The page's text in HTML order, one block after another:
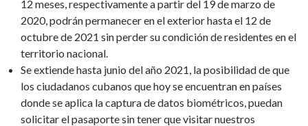
12 meses, respectivamente a partir del 19 de marzo de
2020, podrán permanecer en el exterior hasta el 12 de
octubre de 2021 sin perder su condición de residentes en el
territorio nacional.
Se extiende hasta junio del año 2021, la posibilidad de que
los ciudadanos cubanos que hoy se encuentran en países
donde se aplica la captura de datos biométricos, puedan
solicitar el pasaporte sin tener que visitar nuestros